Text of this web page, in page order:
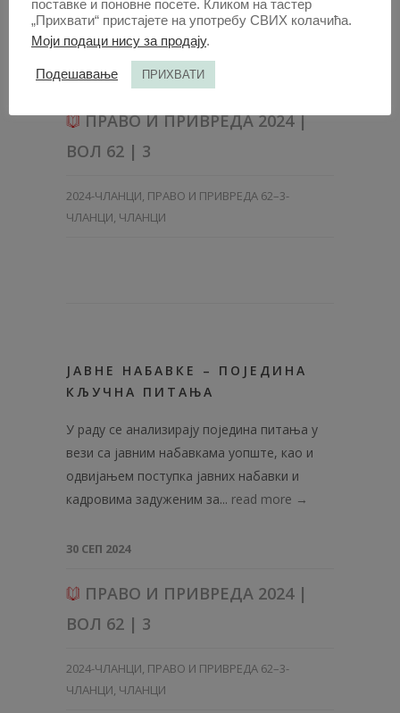
read more →
30 СЕП 2024
ПРАВО И ПРИВРЕДА 2024 |
ВОЛ 62 | 3
2024-ЧЛАНЦИ, ПРАВО И ПРИВРЕДА 62–3-
ЧЛАНЦИ, ЧЛАНЦИ
ЈАВНЕ НАБАВКЕ – ПОЈЕДИНА
КЉУЧНА ПИТАЊА
У раду се анализирају поједина питања у
вези са јавним набавкама уопште, као и
одвијањем поступка јавних набавки и
кадровима задуженим за... read more →
30 СЕП 2024
ПРАВО И ПРИВРЕДА 2024 |
ВОЛ 62 | 3
2024-ЧЛАНЦИ, ПРАВО И ПРИВРЕДА 62–3-
ЧЛАНЦИ, ЧЛАНЦИ
поставке и поновне посете. Кликом на тастер
„Прихвати“ пристајете на употребу СВИХ колачића.
Моји подаци нису за продају.
Подешавање ПРИХВАТИ